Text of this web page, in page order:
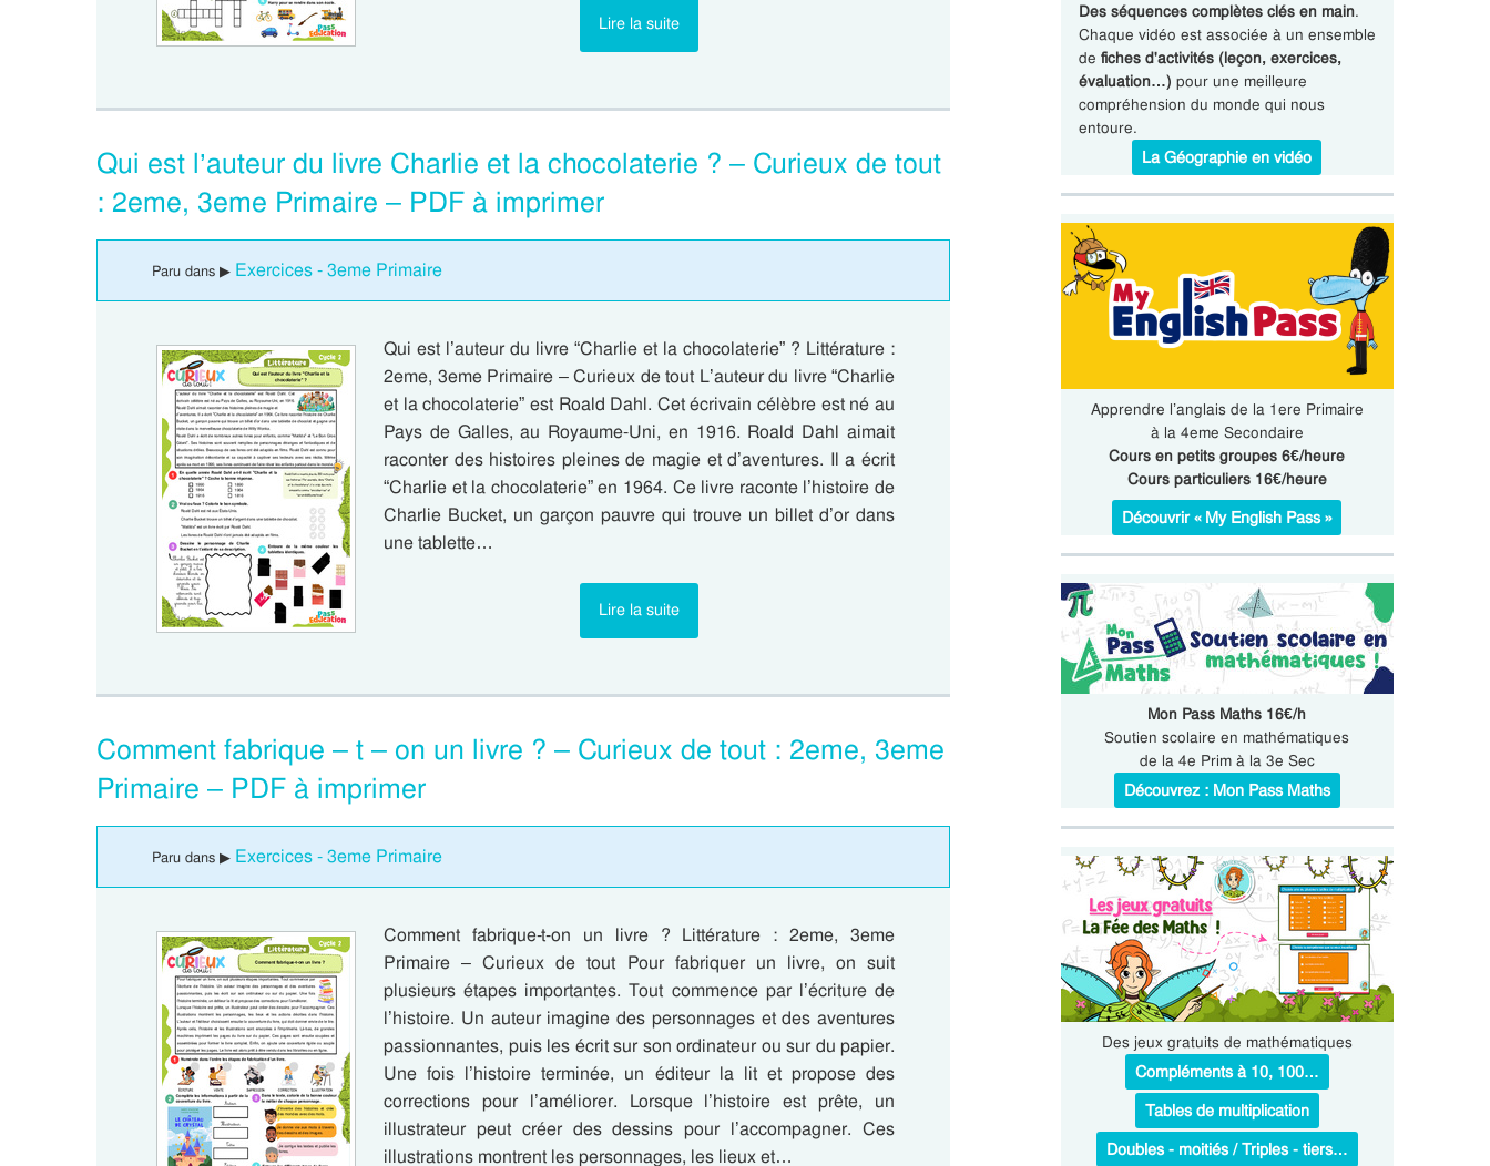
Lire la suite
Qui est l’auteur du livre Charlie et la chocolaterie ? – Curieux de tout
: 2eme, 3eme Primaire – PDF à imprimer
Paru dans ▶ Exercices - 3eme Primaire
Qui est l’auteur du livre “Charlie et la chocolaterie” ? Littérature :
2eme, 3eme Primaire – Curieux de tout L’auteur du livre “Charlie
et la chocolaterie” est Roald Dahl. Cet écrivain célèbre est né au
Pays de Galles, au Royaume-Uni, en 1916. Roald Dahl aimait
raconter des histoires pleines de magie et d’aventures. Il a écrit
“Charlie et la chocolaterie” en 1964. Ce livre raconte l’histoire de
Charlie Bucket, un garçon pauvre qui trouve un billet d’or dans
une tablette…
Lire la suite
Comment fabrique – t – on un livre ? – Curieux de tout : 2eme, 3eme
Primaire – PDF à imprimer
Paru dans ▶ Exercices - 3eme Primaire
Comment fabrique-t-on un livre ? Littérature : 2eme, 3eme
Primaire – Curieux de tout Pour fabriquer un livre, on suit
plusieurs étapes importantes. Tout commence par l’écriture de
l’histoire. Un auteur imagine des personnages et des aventures
passionnantes, puis les écrit sur son ordinateur ou sur du papier.
Une fois l’histoire terminée, un éditeur la lit et propose des
corrections pour l’améliorer. Lorsque l’histoire est prête, un
illustrateur peut créer des dessins pour l’accompagner. Ces
illustrations montrent les personnages, les lieux et…
Des séquences complètes clés en main.
Chaque vidéo est associée à un ensemble
de fiches d'activités (leçon, exercices,
évaluation…) pour une meilleure
compréhension du monde qui nous
entoure.
La Géographie en vidéo
Apprendre l’anglais de la 1ere Primaire
à la 4eme Secondaire
Cours en petits groupes 6€/heure
Cours particuliers 16€/heure
Découvrir « My English Pass »
Mon Pass Maths 16€/h
Soutien scolaire en mathématiques
de la 4e Prim à la 3e Sec
Découvrez : Mon Pass Maths
Des jeux gratuits de mathématiques
Compléments à 10, 100…
Tables de multiplication
Doubles - moitiés / Triples - tiers…